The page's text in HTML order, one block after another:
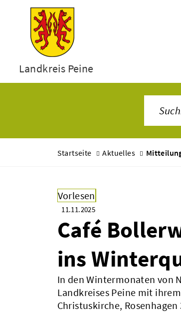
Landkreis Peine
Startseite Aktuelles
Vorlesen
11.11.2025
Café
ins
In den Wintermonaten von
Landkreises Peine mit
Christuskirche, Rosenhagen